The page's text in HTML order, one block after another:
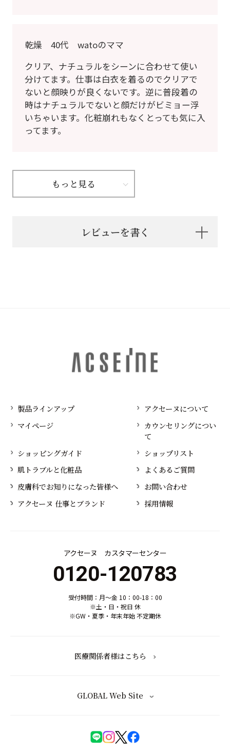
乾燥 40代 watoのママ
クリア、ナチュラルをシーンに合わせて使い
分けてます。仕事は白衣を着るのでクリアで
ないと顔映りが良くないです。逆に普段着の
時はナチュラルでないと顔だけがビミョー浮
いちゃいます。化粧崩れもなくとっても気に入
ってます。
もっと見る
レビューを書く
製品ラインアップ
アクセーヌについて
マイページ
カウンセリングについ
て
ショッピングガイド
ショップリスト
肌トラブルと化粧品
よくあるご質問
皮膚科でお知りになった皆様へ
お問い合わせ
アクセーヌ 仕事とブランド
採用情報
アクセーヌ カスタマーセンター
0120-120783
受付時間：月～金 10：00-18：00
※土・日・祝日 休
※GW・夏季・年末年始 不定期休
医療関係者様はこちら
GLOBAL Web Site